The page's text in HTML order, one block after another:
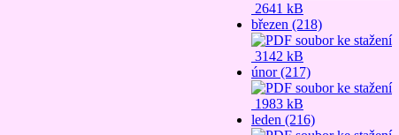
2641 kB
březen (218)
3142 kB
únor (217)
1983 kB
leden (216)